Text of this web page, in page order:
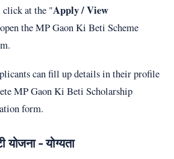
at the "Apply / View
the MP Gaon Ki Beti Scheme
can fill up details in their profile
MP Gaon Ki Beti Scholarship
form.
योजना - योग्यता